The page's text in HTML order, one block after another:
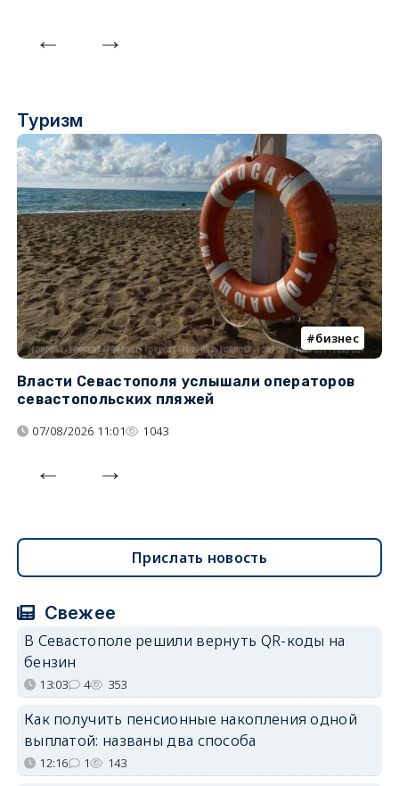
Туризм
бизнес
Власти Севастополя услышали операторов
севастопольских пляжей
07/08/2026 11:01 1043
Прислать новость
Свежее
В Севастополе решили вернуть QR-коды на
бензин
13:03 4 353
Как получить пенсионные накопления одной
выплатой: названы два способа
12:16 1 143